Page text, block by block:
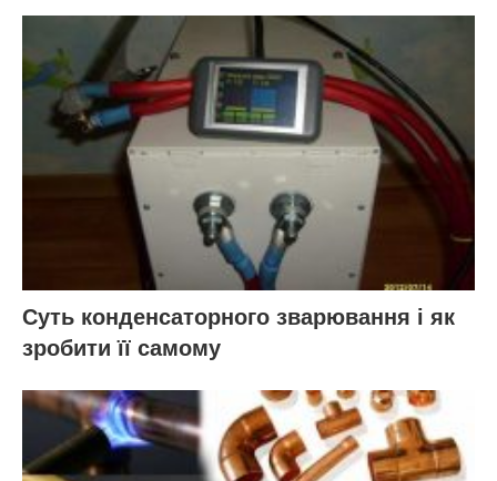
Суть конденсаторного зварювання і як
зробити її самому